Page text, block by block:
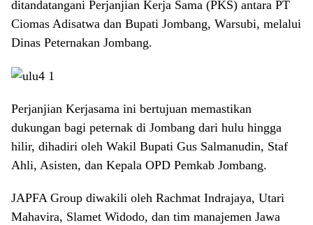
ditandatangani Perjanjian Kerja Sama (PKS) antara PT
Ciomas Adisatwa dan Bupati Jombang, Warsubi, melalui
Dinas Peternakan Jombang.
Perjanjian Kerjasama ini bertujuan memastikan
dukungan bagi peternak di Jombang dari hulu hingga
hilir, dihadiri oleh Wakil Bupati Gus Salmanudin, Staf
Ahli, Asisten, dan Kepala OPD Pemkab Jombang.
JAPFA Group diwakili oleh Rachmat Indrajaya, Utari
Mahavira, Slamet Widodo, dan tim manajemen Jawa